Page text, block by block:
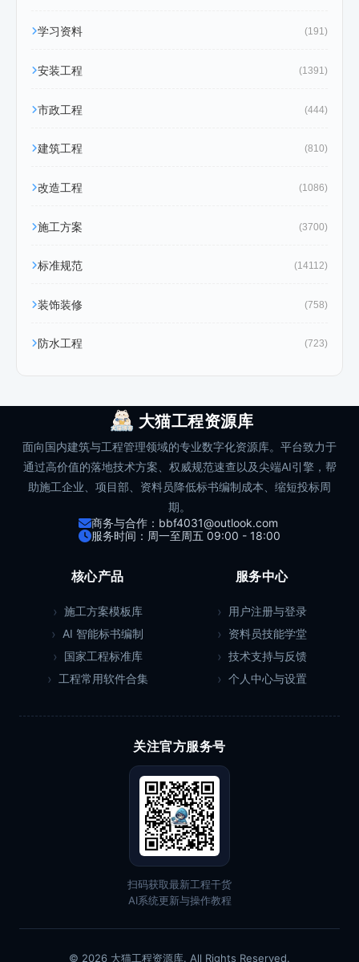
学习资料 (191)
安装工程 (1391)
市政工程 (444)
建筑工程 (810)
改造工程 (1086)
施工方案 (3700)
标准规范 (14112)
装饰装修 (758)
防水工程 (723)
大猫工程资源库
面向国内建筑与工程管理领域的专业数字化资源库。平台致力于
通过高价值的落地技术方案、权威规范速查以及尖端AI引擎，帮
助施工企业、项目部、资料员降低标书编制成本、缩短投标周
期。
商务与合作：bbf4031@outlook.com
服务时间：周一至周五 09:00 - 18:00
核心产品
施工方案模板库
AI 智能标书编制
国家工程标准库
工程常用软件合集
服务中心
用户注册与登录
资料员技能学堂
技术支持与反馈
个人中心与设置
关注官方服务号
扫码获取最新工程干货
AI系统更新与操作教程
© 2026 大猫工程资源库. All Rights Reserved.